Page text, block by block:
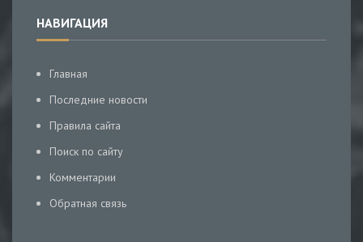
НАВИГАЦИЯ
Главная
Последние новости
Правила сайта
Поиск по сайту
Комментарии
Обратная связь